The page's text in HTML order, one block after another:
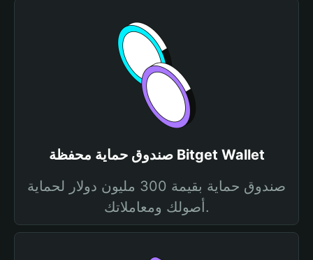
صندوق حماية محفظة Bitget Wallet
صندوق حماية بقيمة 300 مليون دولار لحماية
أصولك ومعاملاتك.